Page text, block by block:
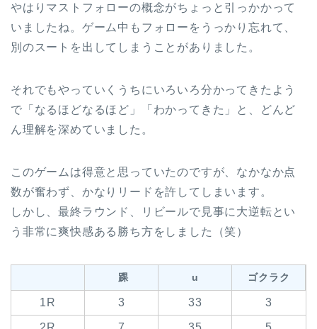
やはりマストフォローの概念がちょっと引っかかって
いましたね。ゲーム中もフォローをうっかり忘れて、
別のスートを出してしまうことがありました。
それでもやっていくうちにいろいろ分かってきたよう
で「なるほどなるほど」「わかってきた」と、どんど
ん理解を深めていました。
このゲームは得意と思っていたのですが、なかなか点
数が奮わず、かなりリードを許してしまいます。
しかし、最終ラウンド、リビールで見事に大逆転とい
う非常に爽快感ある勝ち方をしました（笑）
踝 u ゴクラク
1R 3 33 3